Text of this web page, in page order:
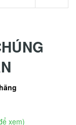
xem)